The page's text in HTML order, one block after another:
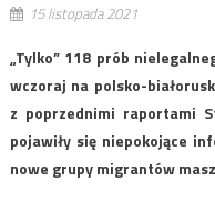
15 listopada 2021
„Tylko” 118 prób
wczoraj na polsko-
z poprzednimi raportami
pojawiły się niepokojące
nowe grupy migrantów